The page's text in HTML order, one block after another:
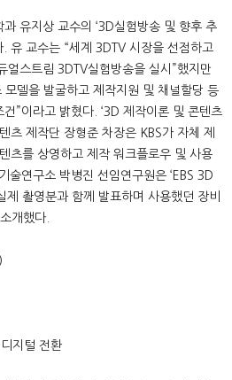
유지상 교수의 ‘3D실험방송 및 향후 추
. 유 교수는 “세계 3DTV 시장을 선점하고
얼스트림 3DTV실험방송을 실시”했지만
모델을 발굴하고 제작지원 및 채널할당 등
”이라고 밝혔다. ‘3D 제작이론 및 콘텐츠
츠 제작단 장형준 차장은 KBS가 자체 제
츠를 상영하고 제작 워크플로우 및 사용
술연구소 박병진 선임연구원은 ‘EBS 3D
제 촬영분과 함께 발표하며 사용했던 장비
개했다.
지털 전환